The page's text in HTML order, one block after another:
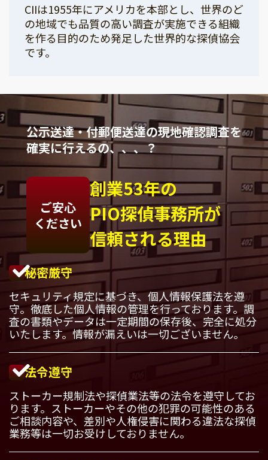
CIIは1955年にアメリカを本部とし、世界のど
の地域でも品質の高い調査が実施できる組織
を作る目的のため発足した世界的な探偵協会
です。
公示送達・付郵便送達の現地確認調査を
確実に行えるの、、、？
ご安心
ください
創業53年の
PIO探偵事務所が
信頼される理由
秘密厳守
セキュリティ規定に基づき、個人情報保護法を遵
守。徹底した個人情報の管理を行っております。調
査の書類やデータは一定期間の保存後、完全に処分
いたします。情報が漏えいは一切ございません。
法令遵守
ストーカー規制法や探偵業法等の法令を遵守してお
ります。ストーカーやその他の犯罪の可能性のある
ご相談内容や、差別や人権侵害に関わる違法な探偵
業務等は一切お受けしておりません。